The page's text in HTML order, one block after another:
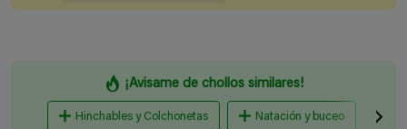
¡Avisame de chollos similares!
Hinchables y Colchonetas Natación y buceo